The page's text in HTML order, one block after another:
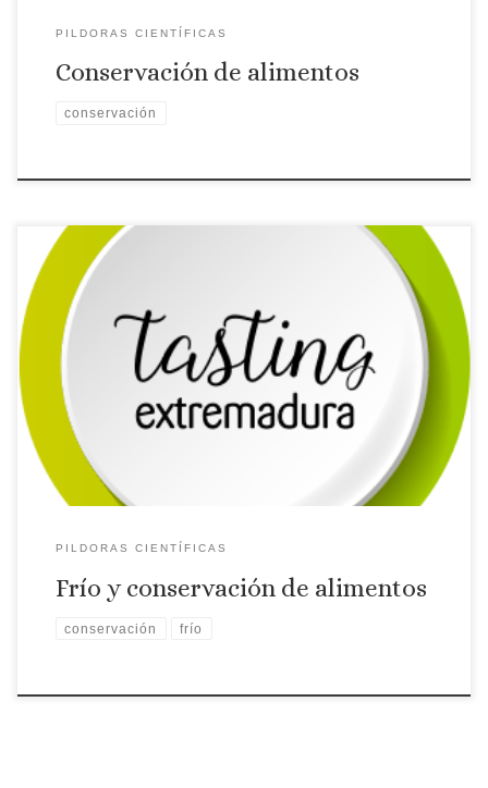
PILDORAS CIENTÍFICAS
Conservación de alimentos
conservación
Jesús Alonso, Científico Tiutular del CSIC habla sobre los
procesos del frío en la industria alimentaria
PILDORAS CIENTÍFICAS
Frío y conservación de alimentos
conservación frío